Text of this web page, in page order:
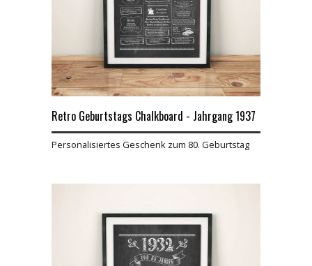
Retro Geburtstags Chalkboard - Jahrgang 1937
Personalisiertes Geschenk zum 80. Geburtstag